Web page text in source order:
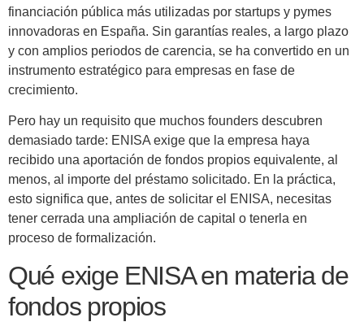
financiación pública más utilizadas por startups y pymes
innovadoras en España. Sin garantías reales, a largo plazo
y con amplios periodos de carencia, se ha convertido en un
instrumento estratégico para empresas en fase de
crecimiento.
Pero hay un requisito que muchos founders descubren
demasiado tarde: ENISA exige que la empresa haya
recibido una aportación de fondos propios equivalente, al
menos, al importe del préstamo solicitado. En la práctica,
esto significa que, antes de solicitar el ENISA, necesitas
tener cerrada una ampliación de capital o tenerla en
proceso de formalización.
Qué exige ENISA en materia de
fondos propios